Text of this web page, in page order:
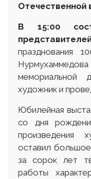
Отечественной
В 15:00
празднования
художник и
Юбилейная
со дня
произведения
оставил
за сорок лет
работы